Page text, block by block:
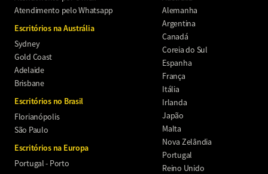
Atendimento pelo Whatsapp
Escritórios na Austrália
Sydney
Gold Coast
Adelaide
Brisbane
Escritórios no Brasil
Florianópolis
São Paulo
Escritórios na Europa
Portugal - Porto
Alemanha
Argentina
Canadá
Coreia do Sul
Espanha
França
Itália
Irlanda
Japão
Malta
Nova Zelândia
Portugal
Reino Unido